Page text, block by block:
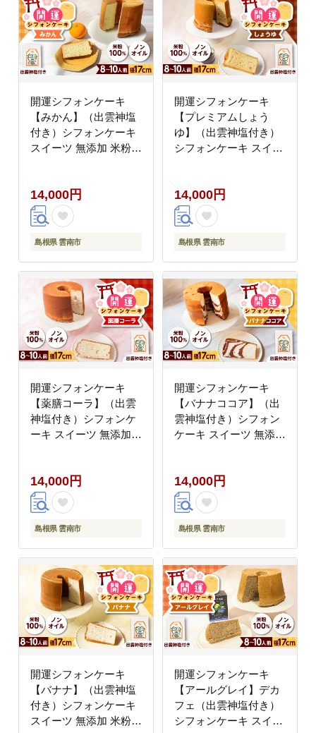
開運シフォンケーキ
【みかん】（出雲神塩
付き）シフォンケーキ
スイーツ 無添加 米粉
ッチン [AIEI004]
14,000円
島根県 雲南市
開運シフォンケーキ
【プレミアムしょう
ゆ】（出雲神塩付き）
シフォンケーキ スイー
市/ももいろキッチン
[AIEI005]
14,000円
島根県 雲南市
開運シフォンケーキ
【薬膳コーラ】（出雲
神塩付き）シフォンケ
ーキ スイーツ 無添加
ろキッチン [AIEI006]
14,000円
島根県 雲南市
開運シフォンケーキ
【バナナココア】（出
雲神塩付き）シフォン
ケーキ スイーツ 無添加
ろキッチン [AIEI007]
14,000円
島根県 雲南市
開運シフォンケーキ
【バナナ】（出雲神塩
付き）シフォンケーキ
スイーツ 無添加 米粉
開運シフォンケーキ
【アールグレイ】デカ
フェ（出雲神塩付き）
シフォンケーキ スイー